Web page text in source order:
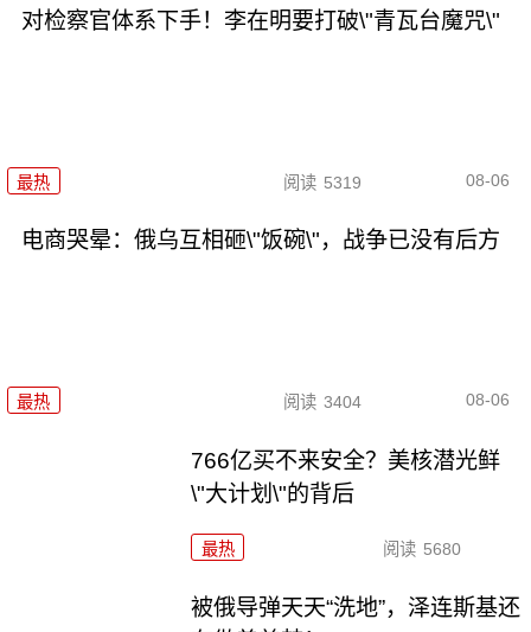
对检察官体系下手！李在明要打破\"青瓦台魔咒\"
最热 阅读 5319 08-06
电商哭晕：俄乌互相砸\"饭碗\"，战争已没有后方
最热 阅读 3404 08-06
766亿买不来安全？美核潜光鲜
\"大计划\"的背后
最热 阅读 5680
被俄导弹天天“洗地”，泽连斯基还